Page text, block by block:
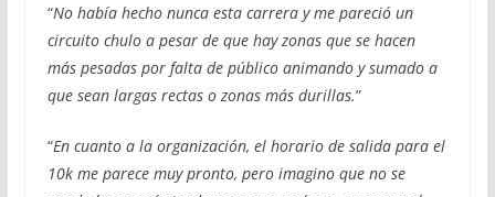
“No había hecho nunca esta carrera y me pareció un
circuito chulo a pesar de que hay zonas que se hacen
más pesadas por falta de público animando y sumado a
que sean largas rectas o zonas más durillas.”
“En cuanto a la organización, el horario de salida para el
10k me parece muy pronto, pero imagino que no se